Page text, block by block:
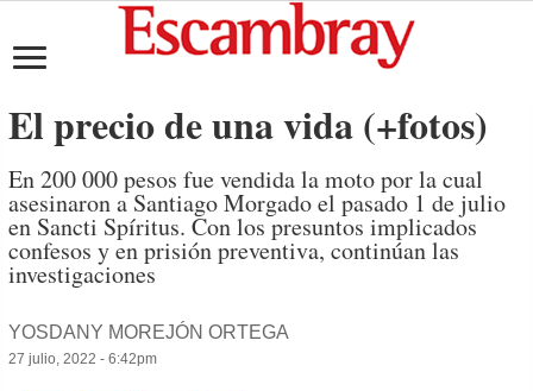
El precio de una vida (+fotos)
En 200 000 pesos fue vendida la moto por la cual
asesinaron a Santiago Morgado el pasado 1 de julio
en Sancti Spíritus. Con los presuntos implicados
confesos y en prisión preventiva, continúan las
investigaciones
YOSDANY MOREJÓN ORTEGA
27 julio, 2022 - 6:42pm